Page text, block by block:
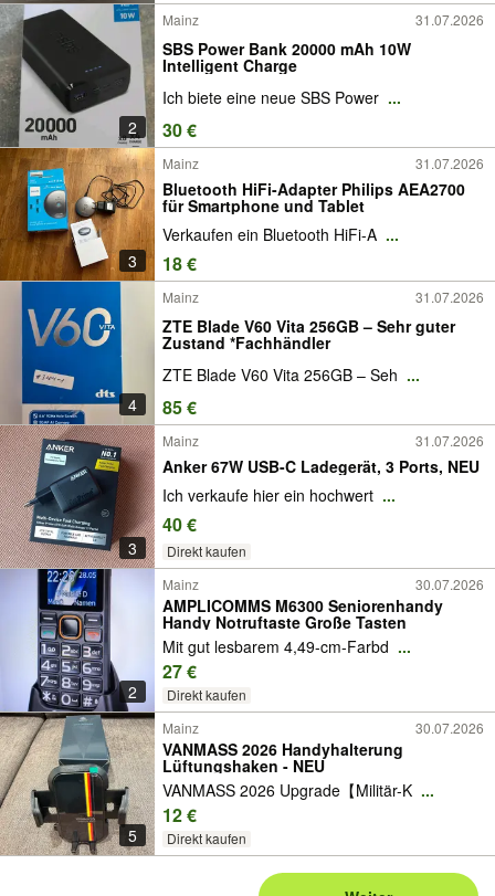
2
Mainz 31.07.2026
SBS Power Bank 20000 mAh 10W
Intelligent Charge
Ich biete eine neue SBS Power ...
30 €
3
Mainz 31.07.2026
Bluetooth HiFi-Adapter Philips AEA2700
für Smartphone und Tablet
Verkaufen ein Bluetooth HiFi-A ...
18 €
4
Mainz 31.07.2026
ZTE Blade V60 Vita 256GB – Sehr guter
Zustand *Fachhändler
ZTE Blade V60 Vita 256GB – Seh ...
85 €
3
Mainz 31.07.2026
Anker 67W USB-C Ladegerät, 3 Ports, NEU
Ich verkaufe hier ein hochwert ...
40 €
Direkt kaufen
2
Mainz 30.07.2026
AMPLICOMMS M6300 Seniorenhandy
Handy Notruftaste Große Tasten
Mit gut lesbarem 4,49-cm-Farbd ...
27 €
Direkt kaufen
5
Mainz 30.07.2026
VANMASS 2026 Handyhalterung
Lüftungshaken - NEU
VANMASS 2026 Upgrade【Militär-K ...
12 €
Direkt kaufen